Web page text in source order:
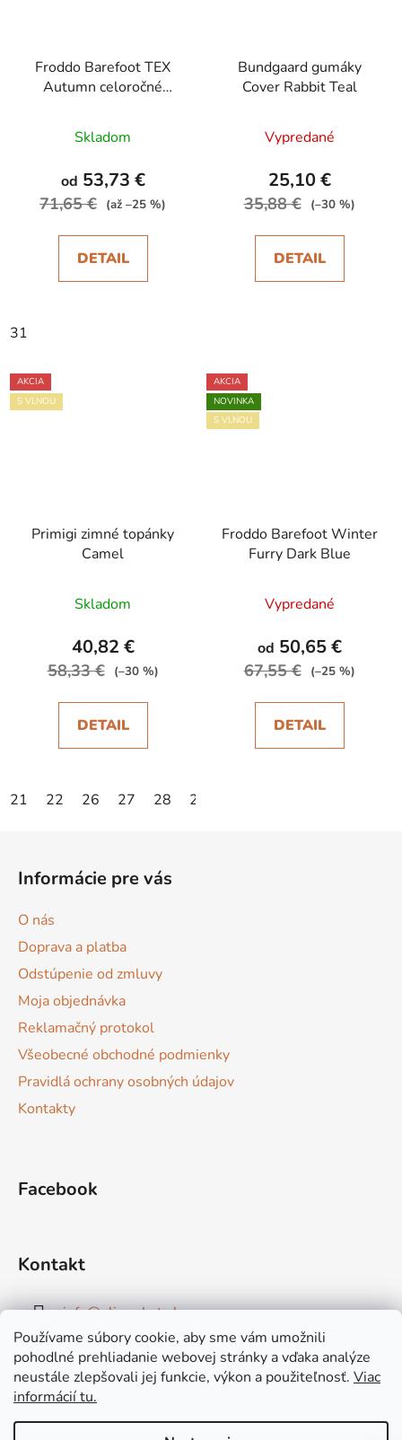
Používame súbory cookie, aby sme vám umožnili
pohodlné prehliadanie webovej stránky a vďaka analýze
neustále zlepšovali jej funkcie, výkon a použiteľnosť. Viac
informácií tu.
Froddo Barefoot TEX
Autumn celoročné
Skladom
od 53,73 €
71,65 € (až –25 %)
DETAIL
31
Bundgaard gumáky
Cover Rabbit Teal
Vypredané
25,10 €
35,88 € (–30 %)
DETAIL
AKCIA
S VLNOU
Primigi zimné topánky
Camel
Skladom
40,82 €
58,33 € (–30 %)
DETAIL
21 22 26 27 28 29
AKCIA
NOVINKA
S VLNOU
Froddo Barefoot Winter
Furry Dark Blue
Vypredané
od 50,65 €
67,55 € (–25 %)
DETAIL
Informácie pre vás
O nás
Doprava a platba
Odstúpenie od zmluvy
Moja objednávka
Reklamačný protokol
Všeobecné obchodné podmienky
Pravidlá ochrany osobných údajov
Kontakty
Facebook
Kontakt
info@elimarket.sk
+421915544828